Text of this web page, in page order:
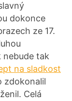
dokonce
ze 17.
nebude tak
na sladkost
zdokonalil
Celá